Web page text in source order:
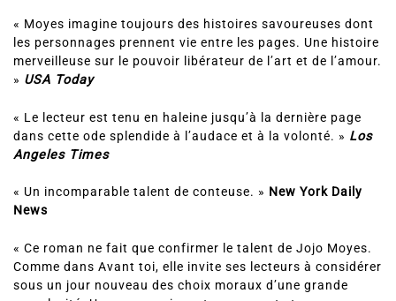
« Moyes imagine toujours des histoires savoureuses dont
les personnages prennent vie entre les pages. Une histoire
merveilleuse sur le pouvoir libérateur de l’art et de l’amour.
» USA Today
« Le lecteur est tenu en haleine jusqu’à la dernière page
dans cette ode splendide à l’audace et à la volonté. » Los
Angeles Times
« Un incomparable talent de conteuse. » New York Daily
News
« Ce roman ne fait que confirmer le talent de Jojo Moyes.
Comme dans Avant toi, elle invite ses lecteurs à considérer
sous un jour nouveau des choix moraux d’une grande